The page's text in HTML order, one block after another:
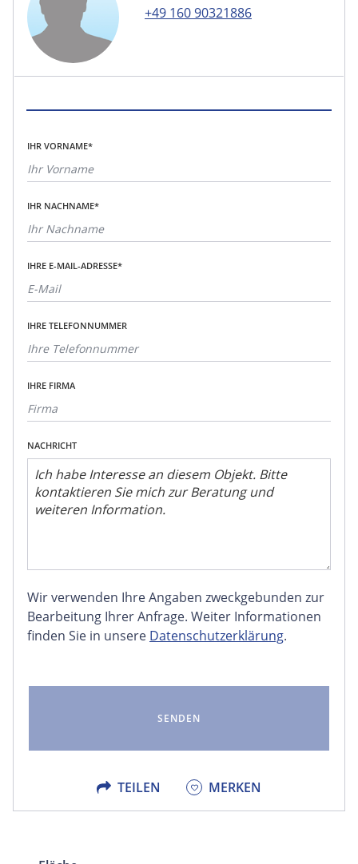
+49 160 90321886
IHR VORNAME*
IHR NACHNAME*
IHRE E-MAIL-ADRESSE*
IHRE TELEFONNUMMER
IHRE FIRMA
NACHRICHT
Wir verwenden Ihre Angaben zweckgebunden zur
Bearbeitung Ihrer Anfrage. Weiter Informationen
finden Sie in unsere Datenschutzerklärung.
TEILEN
FACEBOOK
X
MERKEN